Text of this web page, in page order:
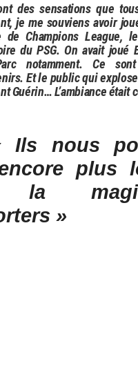
des sensations que
je me souviens avoir
de Champions League,
du PSG. On avait joué
notamment. Ce
Et le public qui
Guérin… L’ambiance était
Ils nous
plus
la
»